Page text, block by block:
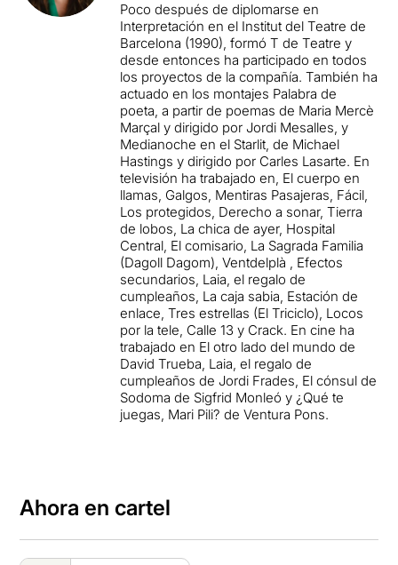
Poco después de diplomarse en
Interpretación en el Institut del Teatre de
Barcelona (1990), formó T de Teatre y
desde entonces ha participado en todos
los proyectos de la compañía. También ha
actuado en los montajes Palabra de
poeta, a partir de poemas de Maria Mercè
Marçal y dirigido por Jordi Mesalles, y
Medianoche en el Starlit, de Michael
Hastings y dirigido por Carles Lasarte. En
televisión ha trabajado en, El cuerpo en
llamas, Galgos, Mentiras Pasajeras, Fácil,
Los protegidos, Derecho a sonar, Tierra
de lobos, La chica de ayer, Hospital
Central, El comisario, La Sagrada Familia
(Dagoll Dagom), Ventdelplà , Efectos
secundarios, Laia, el regalo de
cumpleaños, La caja sabia, Estación de
enlace, Tres estrellas (El Triciclo), Locos
por la tele, Calle 13 y Crack. En cine ha
trabajado en El otro lado del mundo de
David Trueba, Laia, el regalo de
cumpleaños de Jordi Frades, El cónsul de
Sodoma de Sigfrid Monleó y ¿Qué te
juegas, Mari Pili? de Ventura Pons.
Ahora en cartel